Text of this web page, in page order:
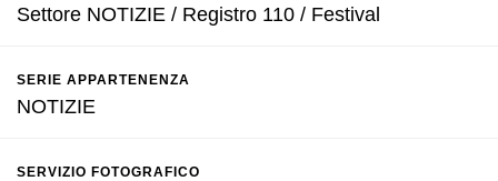
Settore NOTIZIE / Registro 110 / Festival
SERIE APPARTENENZA
NOTIZIE
SERVIZIO FOTOGRAFICO